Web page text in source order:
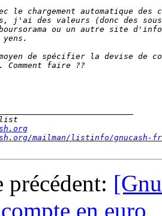
mailman/listinfo/gnucash-fr
précédent:
en euro